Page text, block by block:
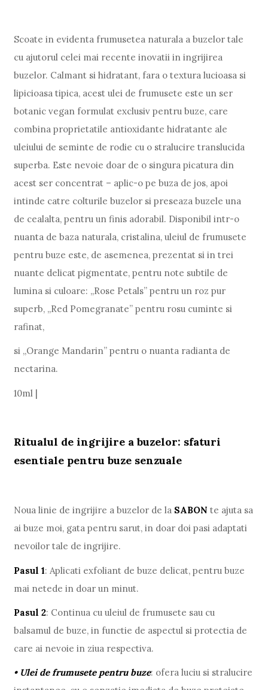
Scoate in evidenta frumusetea naturala a buzelor tale
cu ajutorul celei mai recente inovatii in ingrijirea
buzelor. Calmant si hidratant, fara o textura lucioasa si
lipicioasa tipica, acest ulei de frumusete este un ser
botanic vegan formulat exclusiv pentru buze, care
combina proprietatile antioxidante hidratante ale
uleiului de seminte de rodie cu o stralucire translucida
superba. Este nevoie doar de o singura picatura din
acest ser concentrat – aplic-o pe buza de jos, apoi
intinde catre colturile buzelor si preseaza buzele una
de cealalta, pentru un finis adorabil. Disponibil intr-o
nuanta de baza naturala, cristalina, uleiul de frumusete
pentru buze este, de asemenea, prezentat si in trei
nuante delicat pigmentate, pentru note subtile de
lumina si culoare: „Rose Petals” pentru un roz pur
superb, „Red Pomegranate” pentru rosu cuminte si
rafinat,
si „Orange Mandarin” pentru o nuanta radianta de
nectarina.
10ml |
Ritualul de ingrijire a buzelor: sfaturi
esentiale pentru buze senzuale
Noua linie de ingrijire a buzelor de la SABON te ajuta sa
ai buze moi, gata pentru sarut, in doar doi pasi adaptati
nevoilor tale de ingrijire.
Pasul 1: Aplicati exfoliant de buze delicat, pentru buze
mai netede in doar un minut.
Pasul 2: Continua cu uleiul de frumusete sau cu
balsamul de buze, in functie de aspectul si protectia de
care ai nevoie in ziua respectiva.
• Ulei de frumusete pentru buze: ofera luciu si stralucire